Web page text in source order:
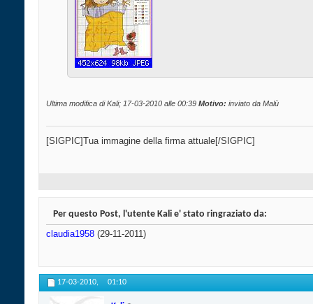
Ultima modifica di Kali; 17-03-2010 alle 00:39 Motivo: inviato da Malù
[SIGPIC]Tua immagine della firma attuale[/SIGPIC]
Per questo Post, l'utente Kali e' stato ringraziato da:
claudia1958 (29-11-2011)
17-03-2010, 01:10